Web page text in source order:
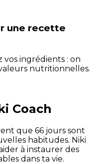
une recette
ingrédients : on
nutritionnelles.
Coach
que 66 jours sont
habitudes. Niki
à instaurer des
dans ta vie.